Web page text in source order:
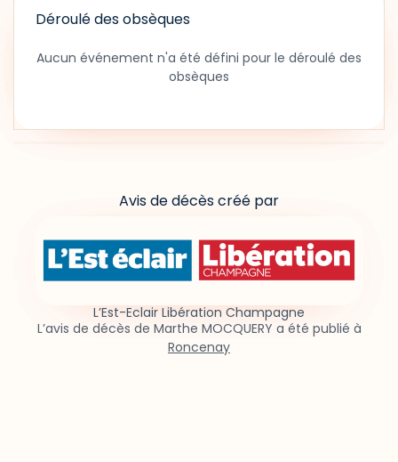
Déroulé des obsèques
Aucun événement n'a été défini pour le déroulé des
obsèques
Avis de décès créé par
L’Est-Eclair Libération Champagne
L’avis de décès de Marthe MOCQUERY a été publié à
Roncenay